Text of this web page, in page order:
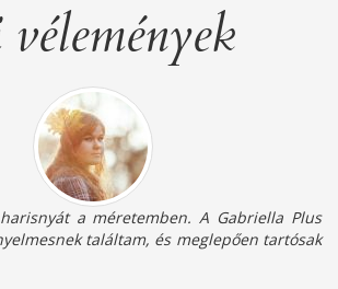
a méretemben. A Gabriella Plus
találtam, és meglepően tartósak